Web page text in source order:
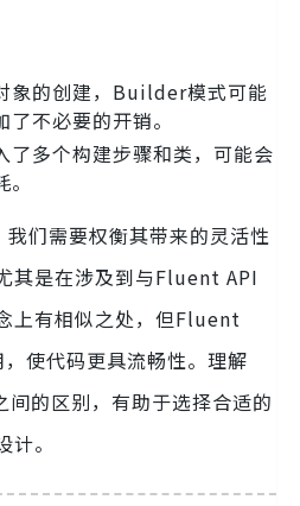
象的创建，Builder模式可能
不必要的开销。
了多个构建步骤和类，可能会
们需要权衡其带来的灵活性
其是在涉及到与Fluent API
上有相似之处，但Fluent
使代码更具流畅性。理解
的区别，有助于选择合适的
。